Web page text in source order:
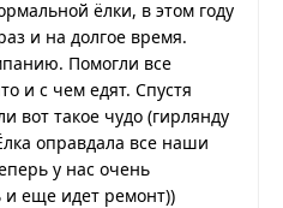
ёлки, в этом году
и на долгое время.
Помогли все
и с чем едят. Спустя
вот такое чудо (гирлянду
оправдала все наши
у нас очень
и еще идет ремонт))